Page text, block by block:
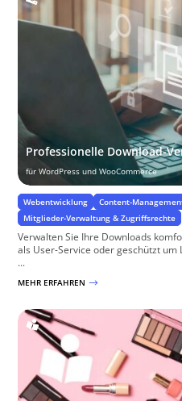
Professionelle Download-
für WordPress und WooCommerce
Webentwicklung
Content-
Mitglieder-Verwaltung & Zugriffsrechte
Verwalten Sie Ihre Downloads
als User-Service oder geschützt um
...
MEHR ERFAHREN $